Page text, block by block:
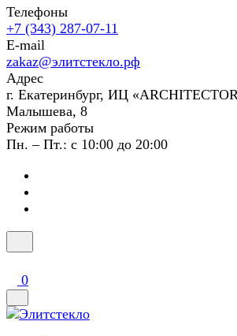
Телефоны
+7 (343) 287-07-11
E-mail
zakaz@элитстекло.рф
Адрес
г. Екатеринбург, ИЦ
Малышева, 8
Режим работы
Пн. – Пт.: с 10:00 до 20:00
0